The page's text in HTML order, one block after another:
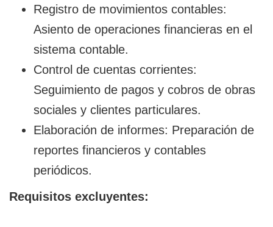
Registro de movimientos contables:
Asiento de operaciones financieras en el
sistema contable.
Control de cuentas corrientes:
Seguimiento de pagos y cobros de obras
sociales y clientes particulares.
Elaboración de informes: Preparación de
reportes financieros y contables
periódicos.
Requisitos excluyentes: